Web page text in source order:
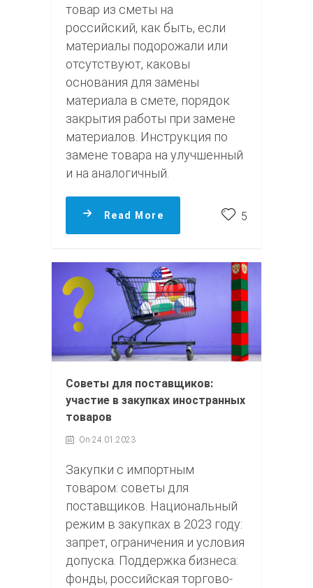
товар из сметы на
российский, как быть, если
материалы подорожали или
отсутствуют, каковы
основания для замены
материала в смете, порядок
закрытия работы при замене
материалов. Инструкция по
замене товара на улучшенный
и на аналогичный.
Read More 5
Советы для поставщиков:
участие в закупках иностранных
товаров
On 24.01.2023
Закупки с импортным
товаром: советы для
поставщиков. Национальный
режим в закупках в 2023 году:
запрет, ограничения и условия
допуска. Поддержка бизнеса:
фонды, российская торгово-